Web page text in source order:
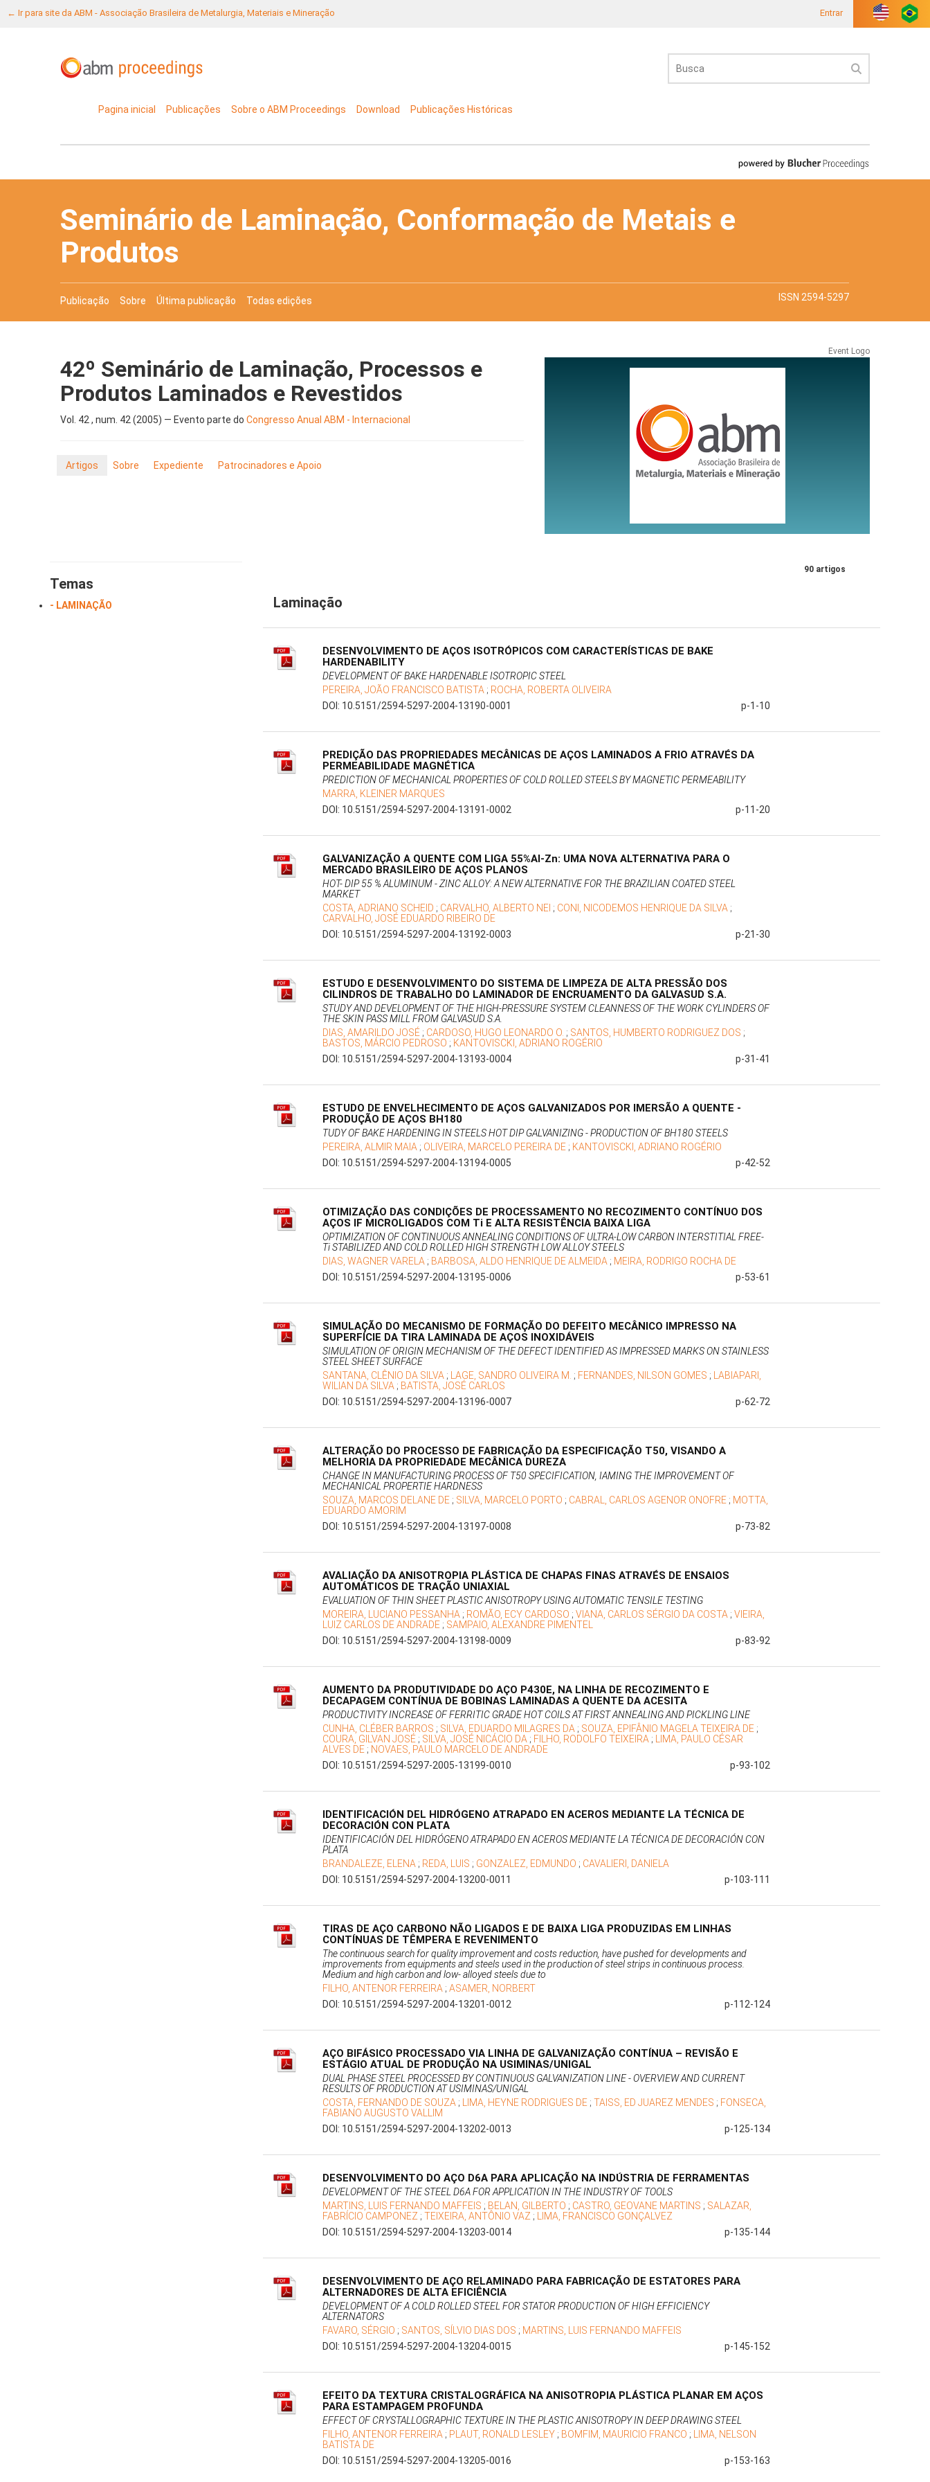
← Ir para site da ABM - Associação Brasileira de Metalurgia, Materiais e Mineração Entrar
Pagina inicial Publicações Sobre o ABM Proceedings Download Publicações Históricas
Seminário de Laminação, Conformação de Metais e
Produtos
Publicação Sobre Última publicação Todas edições ISSN 2594-5297
42º Seminário de Laminação, Processos e
Produtos Laminados e Revestidos
Vol. 42 , num. 42 (2005) — Evento parte do Congresso Anual ABM - Internacional
Artigos Sobre Expediente Patrocinadores e Apoio
Event Logo
Temas
- LAMINAÇÃO
90 artigos
Laminação
DESENVOLVIMENTO DE AÇOS ISOTRÓPICOS COM CARACTERÍSTICAS DE BAKE
HARDENABILITY
DEVELOPMENT OF BAKE HARDENABLE ISOTROPIC STEEL
PEREIRA, JOÃO FRANCISCO BATISTA ; ROCHA, ROBERTA OLIVEIRA
DOI: 10.5151/2594-5297-2004-13190-0001
p-1-10
PREDIÇÃO DAS PROPRIEDADES MECÂNICAS DE AÇOS LAMINADOS A FRIO ATRAVÉS DA
PERMEABILIDADE MAGNÉTICA
PREDICTION OF MECHANICAL PROPERTIES OF COLD ROLLED STEELS BY MAGNETIC PERMEABILITY
MARRA, KLEINER MARQUES
DOI: 10.5151/2594-5297-2004-13191-0002
p-11-20
GALVANIZAÇÃO A QUENTE COM LIGA 55%Al-Zn: UMA NOVA ALTERNATIVA PARA O
MERCADO BRASILEIRO DE AÇOS PLANOS
HOT- DIP 55 % ALUMINUM - ZINC ALLOY: A NEW ALTERNATIVE FOR THE BRAZILIAN COATED STEEL
MARKET
COSTA, ADRIANO SCHEID ; CARVALHO, ALBERTO NEI ; CONI, NICODEMOS HENRIQUE DA SILVA ;
CARVALHO, JOSÉ EDUARDO RIBEIRO DE
DOI: 10.5151/2594-5297-2004-13192-0003
p-21-30
ESTUDO E DESENVOLVIMENTO DO SISTEMA DE LIMPEZA DE ALTA PRESSÃO DOS
CILINDROS DE TRABALHO DO LAMINADOR DE ENCRUAMENTO DA GALVASUD S.A.
STUDY AND DEVELOPMENT OF THE HIGH-PRESSURE SYSTEM CLEANNESS OF THE WORK CYLINDERS OF
THE SKIN PASS MILL FROM GALVASUD S.A.
DIAS, AMARILDO JOSÉ ; CARDOSO, HUGO LEONARDO O. ; SANTOS, HUMBERTO RODRIGUEZ DOS ;
BASTOS, MÁRCIO PEDROSO ; KANTOVISCKI, ADRIANO ROGÉRIO
DOI: 10.5151/2594-5297-2004-13193-0004
p-31-41
ESTUDO DE ENVELHECIMENTO DE AÇOS GALVANIZADOS POR IMERSÃO A QUENTE -
PRODUÇÃO DE AÇOS BH180
TUDY OF BAKE HARDENING IN STEELS HOT DIP GALVANIZING - PRODUCTION OF BH180 STEELS
PEREIRA, ALMIR MAIA ; OLIVEIRA, MARCELO PEREIRA DE ; KANTOVISCKI, ADRIANO ROGÉRIO
DOI: 10.5151/2594-5297-2004-13194-0005
p-42-52
OTIMIZAÇÃO DAS CONDIÇÕES DE PROCESSAMENTO NO RECOZIMENTO CONTÍNUO DOS
AÇOS IF MICROLIGADOS COM Ti E ALTA RESISTÊNCIA BAIXA LIGA
OPTIMIZATION OF CONTINUOUS ANNEALING CONDITIONS OF ULTRA-LOW CARBON INTERSTITIAL FREE-
Ti STABILIZED AND COLD ROLLED HIGH STRENGTH LOW ALLOY STEELS
DIAS, WAGNER VARELA ; BARBOSA, ALDO HENRIQUE DE ALMEIDA ; MEIRA, RODRIGO ROCHA DE
DOI: 10.5151/2594-5297-2004-13195-0006
p-53-61
SIMULAÇÃO DO MECANISMO DE FORMAÇÃO DO DEFEITO MECÂNICO IMPRESSO NA
SUPERFÍCIE DA TIRA LAMINADA DE AÇOS INOXIDÁVEIS
SIMULATION OF ORIGIN MECHANISM OF THE DEFECT IDENTIFIED AS IMPRESSED MARKS ON STAINLESS
STEEL SHEET SURFACE
SANTANA, CLÊNIO DA SILVA ; LAGE, SANDRO OLIVEIRA M. ; FERNANDES, NILSON GOMES ; LABIAPARI,
WILIAN DA SILVA ; BATISTA, JOSÉ CARLOS
DOI: 10.5151/2594-5297-2004-13196-0007
p-62-72
ALTERAÇÃO DO PROCESSO DE FABRICAÇÃO DA ESPECIFICAÇÃO T50, VISANDO A
MELHORIA DA PROPRIEDADE MECÂNICA DUREZA
CHANGE IN MANUFACTURING PROCESS OF T50 SPECIFICATION, IAMING THE IMPROVEMENT OF
MECHANICAL PROPERTIE HARDNESS
SOUZA, MARCOS DELANE DE ; SILVA, MARCELO PORTO ; CABRAL, CARLOS AGENOR ONOFRE ; MOTTA,
EDUARDO AMORIM
DOI: 10.5151/2594-5297-2004-13197-0008
p-73-82
AVALIAÇÃO DA ANISOTROPIA PLÁSTICA DE CHAPAS FINAS ATRAVÉS DE ENSAIOS
AUTOMÁTICOS DE TRAÇÃO UNIAXIAL
EVALUATION OF THIN SHEET PLASTIC ANISOTROPY USING AUTOMATIC TENSILE TESTING
MOREIRA, LUCIANO PESSANHA ; ROMÃO, ECY CARDOSO ;VIANA, CARLOS SÉRGIO DA COSTA ;VIEIRA,
LUIZ CARLOS DE ANDRADE ; SAMPAIO, ALEXANDRE PIMENTEL
DOI: 10.5151/2594-5297-2004-13198-0009
p-83-92
AUMENTO DA PRODUTIVIDADE DO AÇO P430E, NA LINHA DE RECOZIMENTO E
DECAPAGEM CONTÍNUA DE BOBINAS LAMINADAS A QUENTE DA ACESITA
PRODUCTIVITY INCREASE OF FERRITIC GRADE HOT COILS AT FIRST ANNEALING AND PICKLING LINE
CUNHA, CLÉBER BARROS ; SILVA, EDUARDO MILAGRES DA ; SOUZA, EPIFÂNIO MAGELA TEIXEIRA DE ;
COURA, GILVAN JOSÉ ; SILVA, JOSÉ NICÁCIO DA ; FILHO, RODOLFO TEIXEIRA ; LIMA, PAULO CÉSAR
ALVES DE ; NOVAES, PAULO MARCELO DE ANDRADE
DOI: 10.5151/2594-5297-2005-13199-0010
p-93-102
IDENTIFICACIÓN DEL HIDRÓGENO ATRAPADO EN ACEROS MEDIANTE LA TÉCNICA DE
DECORACIÓN CON PLATA
IDENTIFICACIÓN DEL HIDRÓGENO ATRAPADO EN ACEROS MEDIANTE LA TÉCNICA DE DECORACIÓN CON
PLATA
BRANDALEZE, ELENA ; REDA, LUIS ; GONZALEZ, EDMUNDO ; CAVALIERI, DANIELA
DOI: 10.5151/2594-5297-2004-13200-0011
p-103-111
TIRAS DE AÇO CARBONO NÃO LIGADOS E DE BAIXA LIGA PRODUZIDAS EM LINHAS
CONTÍNUAS DE TÊMPERA E REVENIMENTO
The continuous search for quality improvement and costs reduction, have pushed for developments and
improvements from equipments and steels used in the production of steel strips in continuous process.
Medium and high carbon and low- alloyed steels due to
FILHO, ANTENOR FERREIRA ;ASAMER, NORBERT
DOI: 10.5151/2594-5297-2004-13201-0012
p-112-124
AÇO BIFÁSICO PROCESSADO VIA LINHA DE GALVANIZAÇÃO CONTÍNUA – REVISÃO E
ESTÁGIO ATUAL DE PRODUÇÃO NA USIMINAS/UNIGAL
DUAL PHASE STEEL PROCESSED BY CONTINUOUS GALVANIZATION LINE - OVERVIEW AND CURRENT
RESULTS OF PRODUCTION AT USIMINAS/UNIGAL
COSTA, FERNANDO DE SOUZA ; LIMA, HEYNE RODRIGUES DE ;TAISS, ED JUAREZ MENDES ; FONSECA,
FABIANO AUGUSTO VALLIM
DOI: 10.5151/2594-5297-2004-13202-0013
p-125-134
DESENVOLVIMENTO DO AÇO D6A PARA APLICAÇÃO NA INDÚSTRIA DE FERRAMENTAS
DEVELOPMENT OF THE STEEL D6A FOR APPLICATION IN THE INDUSTRY OF TOOLS
MARTINS, LUIS FERNANDO MAFFEIS ; BELAN, GILBERTO ; CASTRO, GEOVANE MARTINS ; SALAZAR,
FABRÍCIO CAMPONEZ ;TEIXEIRA, ANTÔNIO VAZ ; LIMA, FRANCISCO GONÇALVEZ
DOI: 10.5151/2594-5297-2004-13203-0014
p-135-144
DESENVOLVIMENTO DE AÇO RELAMINADO PARA FABRICAÇÃO DE ESTATORES PARA
ALTERNADORES DE ALTA EFICIÊNCIA
DEVELOPMENT OF A COLD ROLLED STEEL FOR STATOR PRODUCTION OF HIGH EFFICIENCY
ALTERNATORS
FAVARO, SÉRGIO ; SANTOS, SÍLVIO DIAS DOS ; MARTINS, LUIS FERNANDO MAFFEIS
DOI: 10.5151/2594-5297-2004-13204-0015
p-145-152
EFEITO DA TEXTURA CRISTALOGRÁFICA NA ANISOTROPIA PLÁSTICA PLANAR EM AÇOS
PARA ESTAMPAGEM PROFUNDA
EFFECT OF CRYSTALLOGRAPHIC TEXTURE IN THE PLASTIC ANISOTROPY IN DEEP DRAWING STEEL
FILHO, ANTENOR FERREIRA ; PLAUT, RONALD LESLEY ; BOMFIM, MAURICIO FRANCO ; LIMA, NELSON
BATISTA DE
DOI: 10.5151/2594-5297-2004-13205-0016
p-153-163